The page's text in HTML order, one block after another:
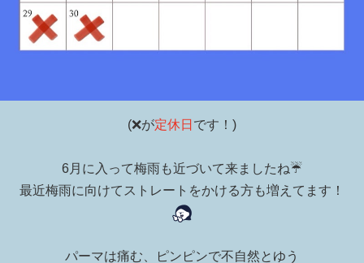
(❌が定休日 です！)
6月に入って梅雨も近づいて来ましたね☔️
最近梅雨に向けてストレートをかける方も増えてます！
パーマは痛む、ピンピンで不自然とゆう